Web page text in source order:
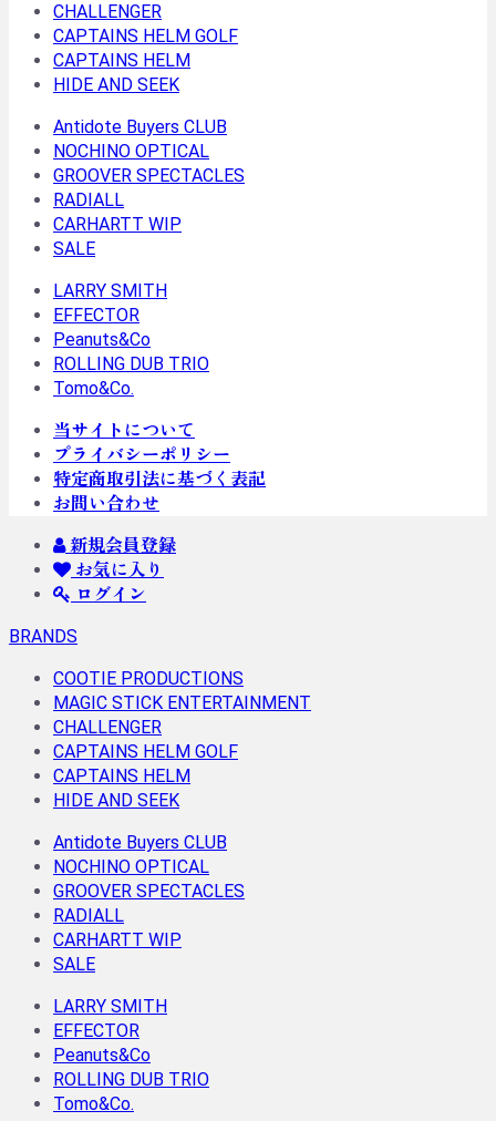
CHALLENGER
CAPTAINS HELM GOLF
CAPTAINS HELM
HIDE AND SEEK
Antidote Buyers CLUB
NOCHINO OPTICAL
GROOVER SPECTACLES
RADIALL
CARHARTT WIP
SALE
LARRY SMITH
EFFECTOR
Peanuts&Co
ROLLING DUB TRIO
Tomo&Co.
当サイトについて
プライバシーポリシー
特定商取引法に基づく表記
お問い合わせ
新規会員登録
お気に入り
ログイン
BRANDS
COOTIE PRODUCTIONS
MAGIC STICK ENTERTAINMENT
CHALLENGER
CAPTAINS HELM GOLF
CAPTAINS HELM
HIDE AND SEEK
Antidote Buyers CLUB
NOCHINO OPTICAL
GROOVER SPECTACLES
RADIALL
CARHARTT WIP
SALE
LARRY SMITH
EFFECTOR
Peanuts&Co
ROLLING DUB TRIO
Tomo&Co.